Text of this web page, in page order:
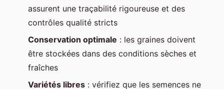
assurent une traçabilité rigoureuse et des
contrôles qualité stricts
Conservation optimale : les graines doivent
être stockées dans des conditions sèches et
fraîches
Variétés libres : vérifiez que les semences ne